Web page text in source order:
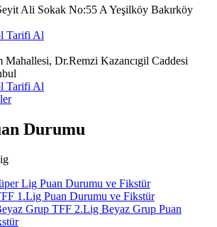
Ali Sokak No:55 A Yeşilköy Bakırköy
Tarifi Al
Mahallesi, Dr.Remzi Kazancıgil Caddesi
Tarifi Al
Durumu
Lig Puan Durumu ve Fikstür
1.Lig Puan Durumu ve Fikstür
TFF 2.Lig Beyaz Grup Puan